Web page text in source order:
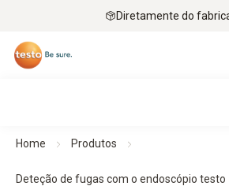
Diretamente do
Home Produtos
Deteção de fugas com o endoscópio testo